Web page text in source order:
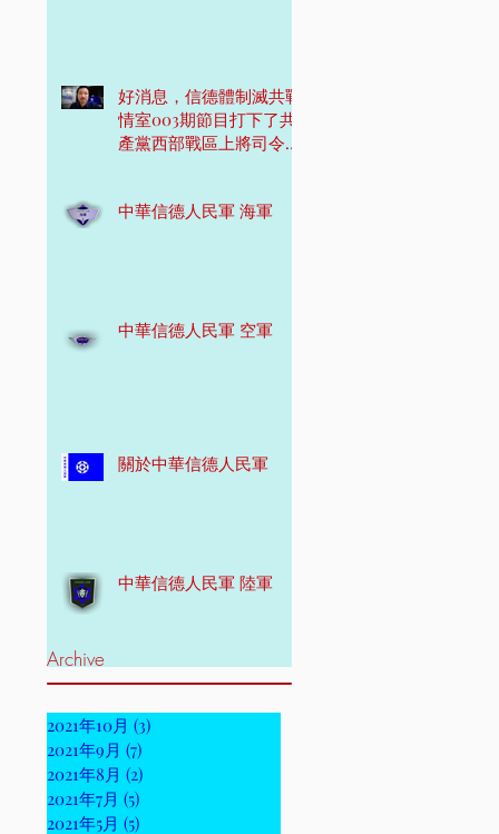
好消息，信德體制滅共戰
情室003期節目打下了共
產黨西部戰區上將司令
中華信德人民軍 海軍
中華信德人民軍 空軍
關於中華信德人民軍
中華信德人民軍 陸軍
Archive
2021年10月 (3)
2021年9月 (7)
2021年8月 (2)
2021年7月 (5)
2021年5月 (5)